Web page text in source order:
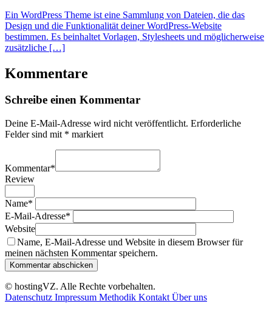
Ein WordPress Theme ist eine Sammlung von Dateien, die das
Design und die Funktionalität deiner WordPress-Website
bestimmen. Es beinhaltet Vorlagen, Stylesheets und möglicherweise
zusätzliche […]
Kommentare
Schreibe einen Kommentar
Deine E-Mail-Adresse wird nicht veröffentlicht. Erforderliche
Felder sind mit * markiert
Kommentar*
Review
Name*
E-Mail-Adresse*
Website
Name, E-Mail-Adresse und Website in diesem Browser für
meinen nächsten Kommentar speichern.
© hostingVZ. Alle Rechte vorbehalten.
Datenschutz Impressum Methodik Kontakt Über uns